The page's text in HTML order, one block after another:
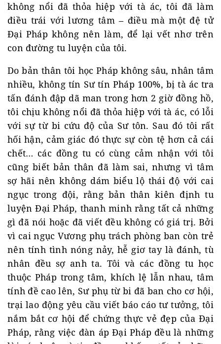
không nổi đã thỏa hiệp với tà ác, tôi đã làm
điều trái với lương tâm – điều mà một đệ tử
Đại Pháp không nên làm, để lại vết nhơ trên
con đường tu luyện của tôi.
Do bản thân tôi học Pháp không sâu, nhân tâm
nhiều, không tín Sư tín Pháp 100%, bị tà ác tra
tấn đánh đập dã man trong hơn 2 giờ đồng hồ,
tôi chịu không nổi đã thỏa hiệp với tà ác, có lỗi
với sự từ bi cứu độ của Sư tôn. Sau đó tôi rất
hối hận, cảm giác đó thực sự còn tệ hơn cả cái
chết… các đồng tu có cùng cảm nhận với tôi
cũng biết bản thân đã làm sai, nhưng vì tâm
sợ hãi nên không dám biểu lộ thái độ với cai
ngục trong đội, rằng bản thân kiên định tu
luyện Đại Pháp, thanh minh rằng tất cả những
gì đã nói hoặc đã viết đều không có giá trị. Bởi
vì cai ngục Vương phụ trách phòng ban còn trẻ
nên tính tình nóng nảy, hễ giơ tay là đánh, tù
nhân đều sợ anh ta. Tôi và các đồng tu học
thuộc Pháp trong tâm, khích lệ lẫn nhau, tâm
tính đề cao lên, Sư phụ từ bi đã ban cho cơ hội,
trại lao động yêu cầu viết báo cáo tư tưởng, tôi
nắm bắt cơ hội để chứng thực vẻ đẹp của Đại
Pháp, rằng việc đàn áp Đại Pháp đều là những